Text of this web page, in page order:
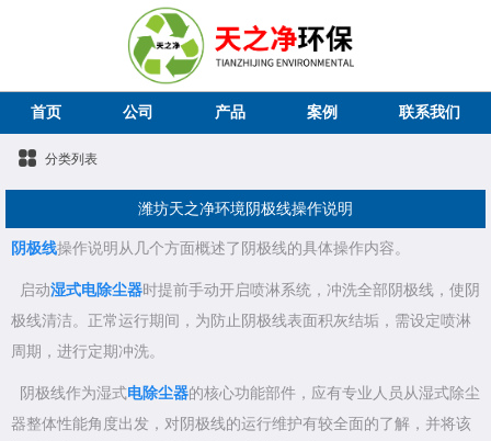
首页 公司 产品 案例 联系我们
分类列表
潍坊天之净环境阴极线操作说明
阴极线操作说明从几个方面概述了阴极线的具体操作内容。
启动湿式电除尘器时提前手动开启喷淋系统，冲洗全部阴极线，使阴
极线清洁。正常运行期间，为防止阴极线表面积灰结垢，需设定喷淋
周期，进行定期冲洗。
阴极线作为湿式电除尘器的核心功能部件，应有专业人员从湿式除尘
器整体性能角度出发，对阴极线的运行维护有较全面的了解，并将该